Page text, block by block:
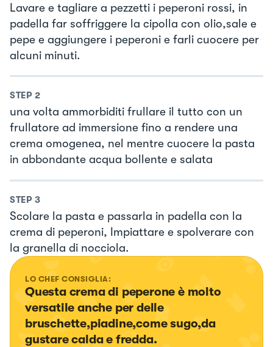
Lavare e tagliare a pezzetti i peperoni rossi, in
padella far soffriggere la cipolla con olio,sale e
pepe e aggiungere i peperoni e farli cuocere per
alcuni minuti.
STEP 2
una volta ammorbiditi frullare il tutto con un
frullatore ad immersione fino a rendere una
crema omogenea, nel mentre cuocere la pasta
in abbondante acqua bollente e salata
STEP 3
Scolare la pasta e passarla in padella con la
crema di peperoni, Impiattare e spolverare con
la granella di nocciola.
LO CHEF CONSIGLIA:
Questa crema di peperone è molto
versatile anche per delle
bruschette,piadine,come sugo,da
gustare calda e fredda.